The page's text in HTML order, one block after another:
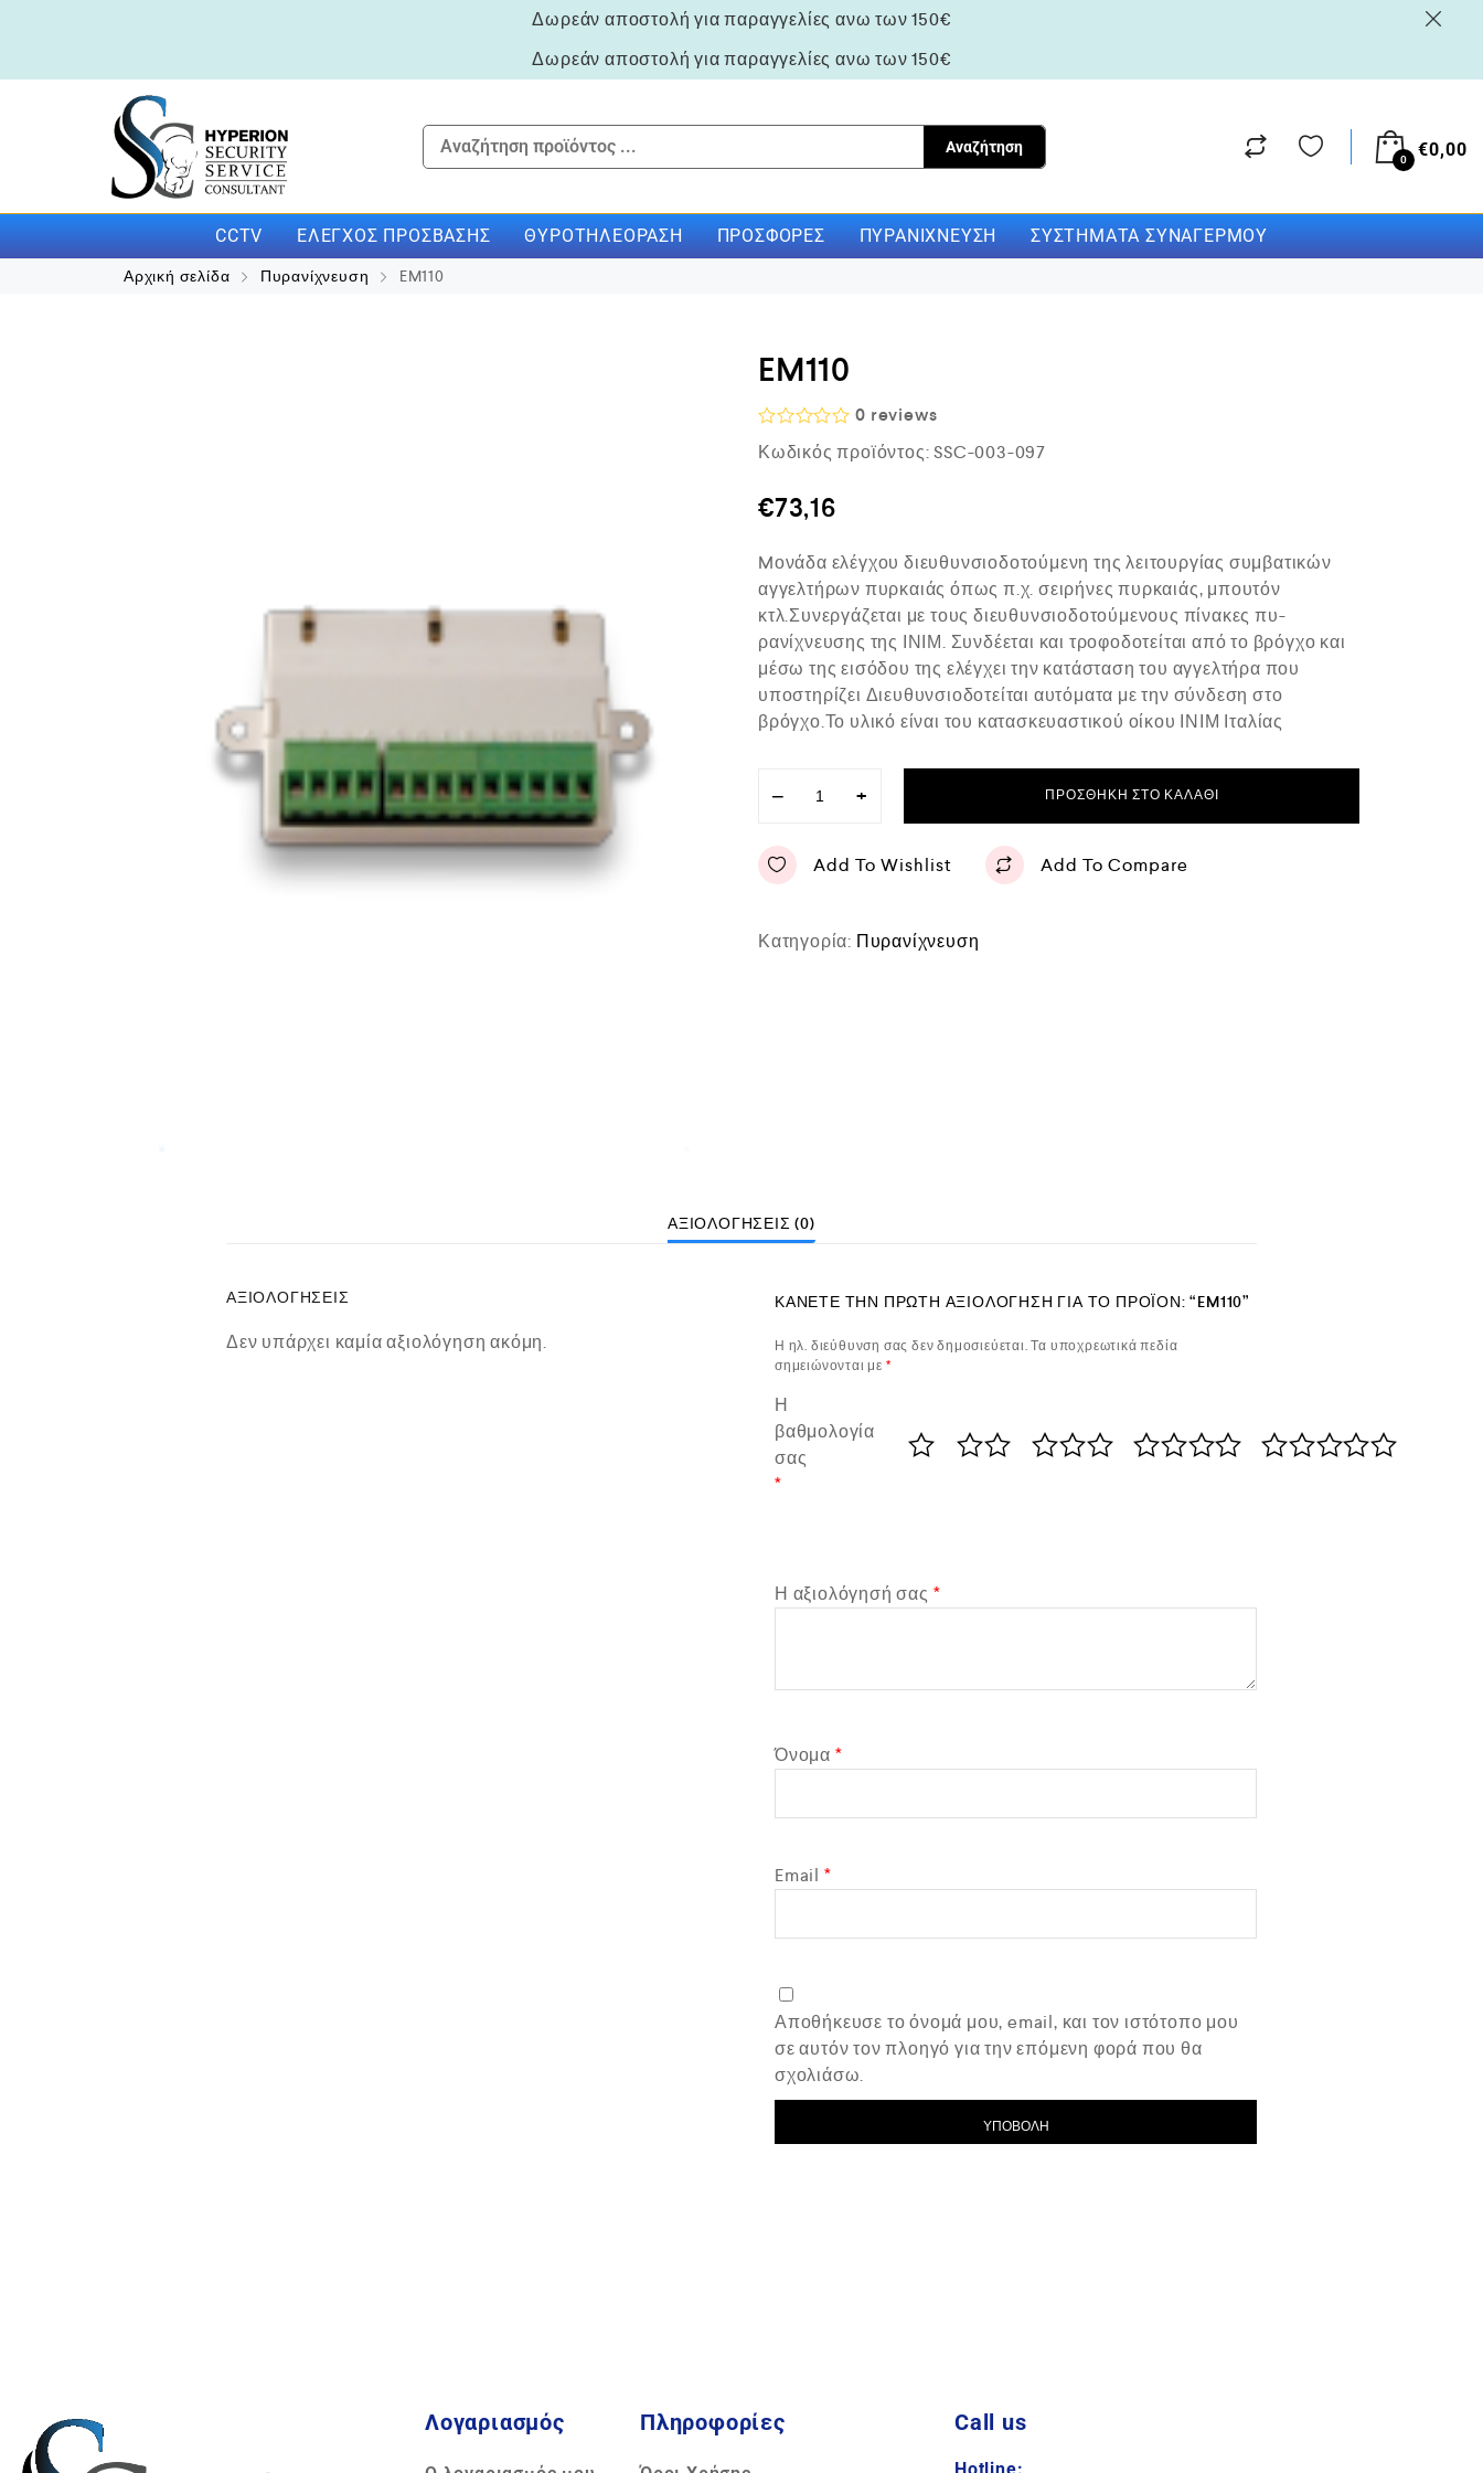
Δωρεάν αποστολή για παραγγελίες ανω των 150€
Δωρεάν αποστολή για παραγγελίες ανω των 150€
Αναζήτηση
0 €0,00
CCTV ΕΛΈΓΧΟΣ ΠΡΌΣΒΑΣΗΣ ΘΥΡΟΤΗΛΕΌΡΑΣΗ ΠΡΟΣΦΟΡΈΣ ΠΥΡΑΝΊΧΝΕΥΣΗ ΣΥΣΤΉΜΑΤΑ ΣΥΝΑΓΕΡΜΟΎ
Αρχική σελίδα Πυρανίχνευση EM110
EM110
Β
α
μ
ο
γ
ή
θ
η
κ
ε
μ
ε
0
α
0 reviews
Κωδικός προϊόντος: SSC-003-097
€73,16
Mονάδα ελέγχου διευθυνσιοδοτούμενη της λειτουργίας συμβατικών
αγγελτήρων πυρκαιάς όπως π.χ. σειρήνες πυρκαιάς, μπουτόν
κτλ.Συνεργάζεται με τους διευθυνσιοδοτούμενους πίνακες πυ-
ρανίχνευσης της ΙΝΙΜ. Συνδέεται και τροφοδοτείται από το βρόγχο και
μέσω της εισόδου της ελέγχει την κατάσταση του αγγελτήρα που
υποστηρίζει Διευθυνσιοδοτείται αυτόματα με την σύνδεση στο
βρόγχο.Το υλικό είναι του κατασκευαστικού οίκου ΙΝΙΜ Ιταλίας
− + ΠΡΟΣΘΉΚΗ ΣΤΟ ΚΑΛΆΘΙ
Add To Wishlist Add To Compare
Κατηγορία: Πυρανίχνευση
ΑΞΙΟΛΟΓΉΣΕΙΣ (0)
ΑΞΙΟΛΟΓΉΣΕΙΣ
Δεν υπάρχει καμία αξιολόγηση ακόμη.
ΚΆΝΕΤΕ ΤΗΝ ΠΡΏΤΗ ΑΞΙΟΛΌΓΗΣΗ ΓΙΑ ΤΟ ΠΡΟΪΌΝ: “EM110”
Η ηλ. διεύθυνση σας δεν δημοσιεύεται. Τα υποχρεωτικά πεδία
σημειώνονται με *
Η
βαθμολογία
σας
*
Η αξιολόγησή σας *
Όνομα *
Email *
Αποθήκευσε το όνομά μου, email, και τον ιστότοπο μου
σε αυτόν τον πλοηγό για την επόμενη φορά που θα
σχολιάσω.
Λογαριασμός Πληροφορίες Call us
Hotline: